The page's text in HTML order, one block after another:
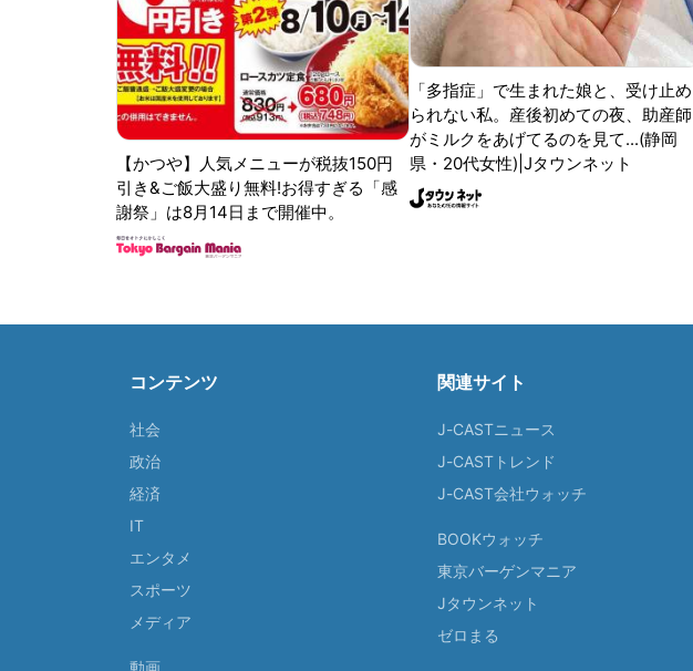
【かつや】人気メニューが税抜150円
引き&ご飯大盛り無料!お得すぎる「感
謝祭」は8月14日まで開催中。
「多指症」で生まれた娘と、受け止め
られない私。産後初めての夜、助産師
がミルクをあげてるのを見て...(静岡
県・20代女性)|Jタウンネット
コンテンツ
社会
政治
経済
IT
エンタメ
スポーツ
メディア
動画
関連サイト
J-CASTニュース
J-CASTトレンド
J-CAST会社ウォッチ
BOOKウォッチ
東京バーゲンマニア
Jタウンネット
ゼロまる